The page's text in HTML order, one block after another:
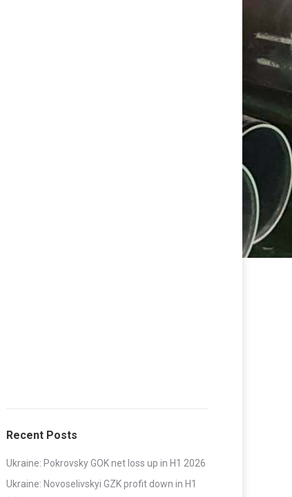
Recent Posts
Ukraine: Pokrovsky GOK net loss up in H1 2026
Ukraine: Novoselivskyi GZK profit down in H1